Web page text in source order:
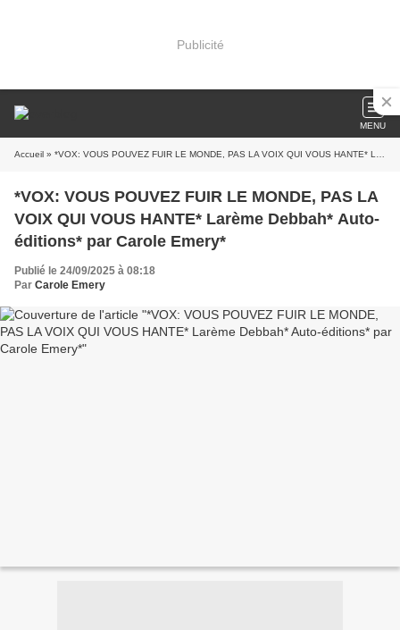
Publicité
MENU
Accueil » *VOX: VOUS POUVEZ FUIR LE MONDE, PAS LA VOIX QUI VOUS HANTE* Larème Debbah* Auto-éditions* par Carole Emery*
*VOX: VOUS POUVEZ FUIR LE MONDE, PAS LA
VOIX QUI VOUS HANTE* Larème Debbah* Auto-
éditions* par Carole Emery*
Publié le 24/09/2025 à 08:18
Par Carole Emery